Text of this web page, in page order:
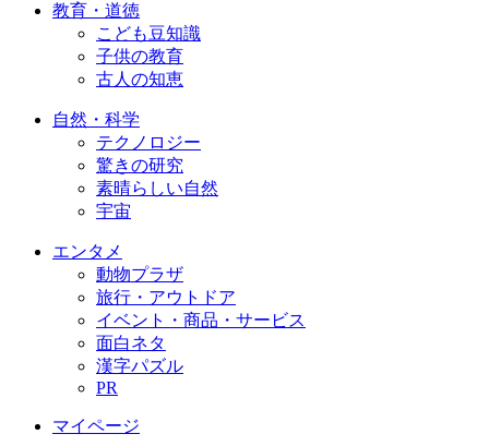
教育・道徳
こども豆知識
子供の教育
古人の知恵
自然・科学
テクノロジー
驚きの研究
素晴らしい自然
宇宙
エンタメ
動物プラザ
旅行・アウトドア
イベント・商品・サービス
面白ネタ
漢字パズル
PR
マイページ